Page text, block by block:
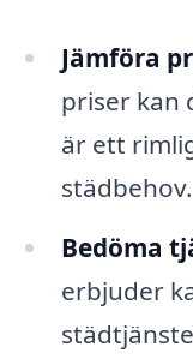
Jämföra
priser kan
är ett
städbehov.
Bedöma
erbjuder